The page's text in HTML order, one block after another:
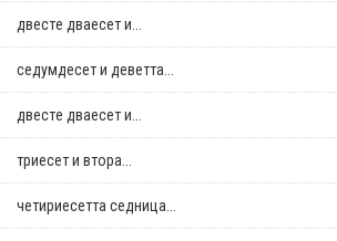
двестe дваесет и...
седумдесет и деветта...
двестe дваесет и...
триесет и втора...
четириесетта седница...